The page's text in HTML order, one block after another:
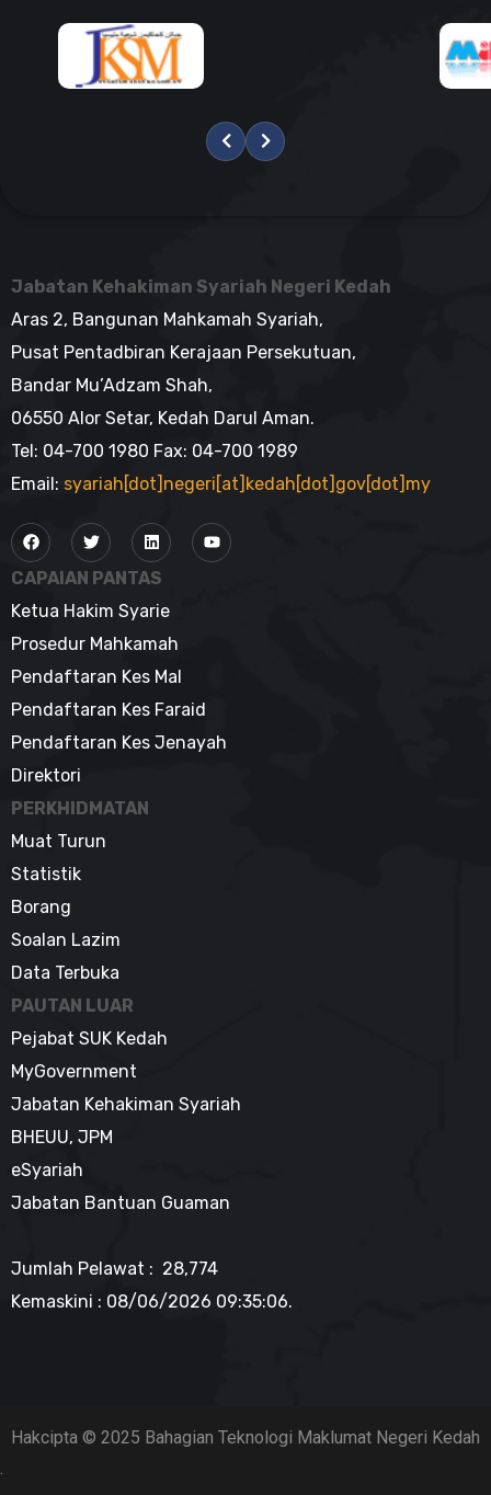
Jabatan Kehakiman Syariah Negeri Kedah
Aras 2, Bangunan Mahkamah Syariah,
Pusat Pentadbiran Kerajaan Persekutuan,
Bandar Mu’Adzam Shah,
06550 Alor Setar, Kedah Darul Aman.
Tel: 04-700 1980 Fax: 04-700 1989
Email: syariah[dot]negeri[at]kedah[dot]gov[dot]my
CAPAIAN PANTAS
Ketua Hakim Syarie
Prosedur Mahkamah
Pendaftaran Kes Mal
Pendaftaran Kes Faraid
Pendaftaran Kes Jenayah
Direktori
PERKHIDMATAN
Muat Turun
Statistik
Borang
Soalan Lazim
Data Terbuka
PAUTAN LUAR
Pejabat SUK Kedah
MyGovernment
Jabatan Kehakiman Syariah
BHEUU, JPM
eSyariah
Jabatan Bantuan Guaman
Jumlah Pelawat : 28,774
Kemaskini : 08/06/2026 09:35:06.
Hakcipta © 2025 Bahagian Teknologi Maklumat Negeri Kedah
.